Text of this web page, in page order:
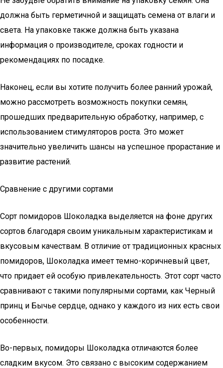
должна быть герметичной и защищать семена от влаги и
света. На упаковке также должна быть указана
информация о производителе, сроках годности и
рекомендациях по посадке.
Наконец, если вы хотите получить более ранний урожай,
можно рассмотреть возможность покупки семян,
прошедших предварительную обработку, например, с
использованием стимуляторов роста. Это может
значительно увеличить шансы на успешное прорастание и
развитие растений.
Сравнение с другими сортами
Сорт помидоров Шоколадка выделяется на фоне других
сортов благодаря своим уникальным характеристикам и
вкусовым качествам. В отличие от традиционных красных
помидоров, Шоколадка имеет темно-коричневый цвет,
что придает ей особую привлекательность. Этот сорт часто
сравнивают с такими популярными сортами, как Черный
принц и Бычье сердце, однако у каждого из них есть свои
особенности.
Во-первых, помидоры Шоколадка отличаются более
сладким вкусом. Это связано с высоким содержанием